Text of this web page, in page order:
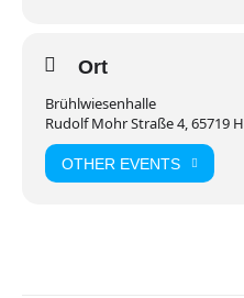
Ort
Brühlwiesenhalle
Rudolf Mohr Straße 4, 65719
OTHER EVENTS